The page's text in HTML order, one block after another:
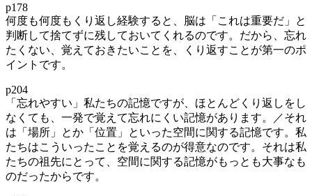
p178
何度も何度もくり返し経験すると、脳は「これは重要だ」と
判断して捨てずに残しておいてくれるのです。だから、忘れ
たくない、覚えておきたいことを、くり返すことが第一のポ
イントです。
p204
「忘れやすい」私たちの記憶ですが、ほとんどくり返しをし
なくても、一発で覚えて忘れにくい記憶があります。／それ
は「場所」とか「位置」といった空間に関する記憶です。私
たちはこういったことを覚えるのが得意なのです。それは私
たちの祖先にとって、空間に関する記憶がもっとも大事なも
のだったからです。